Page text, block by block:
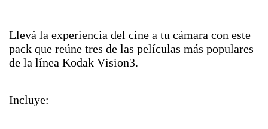
Llevá la experiencia del cine a tu cámara con este
pack que reúne tres de las películas más populares
de la línea Kodak Vision3.
Incluye: